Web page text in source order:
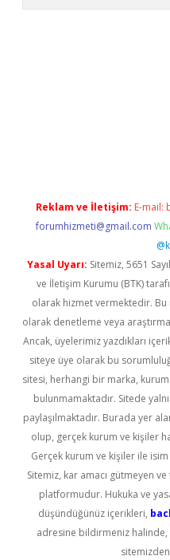
Reklam ve İletişim: E-mail:
forumhizmeti@gmail.com
Yasal Uyarı: Sitemiz, 5651
ve İletişim Kurumu (BTK)
olarak hizmet vermektedir.
olarak denetleme veya
Ancak, üyelerimiz yazdıkları
siteye üye olarak bu
sitesi, herhangi bir marka, kurum
bulunmamaktadır. Sitede
paylaşılmaktadır. Burada yer
olup, gerçek kurum ve kişiler
Gerçek kurum ve kişiler ile
Sitemiz, kar amacı gütmeyen
platformudur. Hukuka ve
düşündüğünüz içerikleri,
adresine bildirmeniz
sitemizden